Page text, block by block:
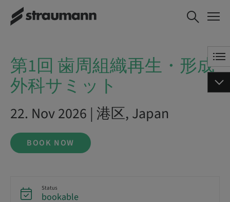
第1回 歯周組織再生・形成外
科サミット
BOOK NOW
第1回 歯周組織再生・形成
外科サミット
22. Nov 2026 | 港区, Japan
BOOK NOW
Status
bookable